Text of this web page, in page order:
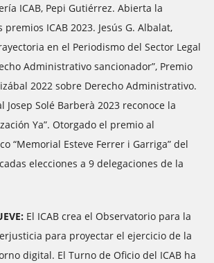
ICAB, Pepi Gutiérrez. Abierta la
ICAB 2023. Jesús G. Albalat,
en el Periodismo del Sector Legal
Administrativo sancionador”, Premio
2022 sobre Derecho Administrativo.
Josep Solé Barberà 2023 reconoce la
Ya”. Otorgado el premio al
“Memorial Esteve Ferrer i Garriga” del
elecciones a 9 delegaciones de la
El ICAB crea el Observatorio para la
para proyectar el ejercicio de la
digital. El Turno de Oficio del ICAB ha